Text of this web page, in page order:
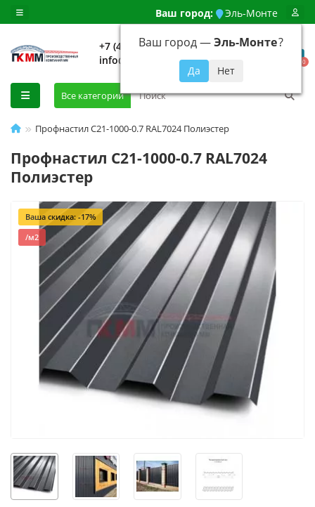
Ваш город: Эль-Монте
Ваш город —Эль-Монте?
+7 (499) 648-92-94
info@evroshtaketnikmoskva.ru
0
Все категории
Профнастил C21-1000-0.7 RAL7024 Полиэстер
Профнастил C21-1000-0.7 RAL7024
Полиэстер
Ваша скидка: -17%
/м2